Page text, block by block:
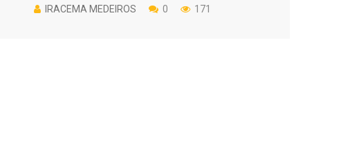
mentalmente distante. Atendimento é presença,
IRACEMA MEDEIROS 0 171